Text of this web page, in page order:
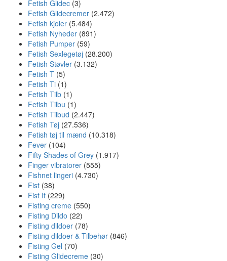
Fetish Glidec (3)
Fetish Glidecremer (2.472)
Fetish kjoler (5.484)
Fetish Nyheder (891)
Fetish Pumper (59)
Fetish Sexlegetøj (28.200)
Fetish Støvler (3.132)
Fetish T (5)
Fetish Ti (1)
Fetish Tilb (1)
Fetish Tilbu (1)
Fetish Tilbud (2.447)
Fetish Tøj (27.536)
Fetish tøj til mænd (10.318)
Fever (104)
Fifty Shades of Grey (1.917)
Finger vibratorer (555)
Fishnet lingeri (4.730)
Fist (38)
Fist It (229)
Fisting creme (550)
Fisting Dildo (22)
Fisting dildoer (78)
Fisting dildoer & Tilbehør (846)
Fisting Gel (70)
Fisting Glidecreme (30)